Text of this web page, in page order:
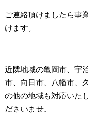
ご連絡頂けましたら事
けます。
近隣地域の亀岡市、宇
市、向日市、八幡市、
の他の地域も対応いた
ださいませ。